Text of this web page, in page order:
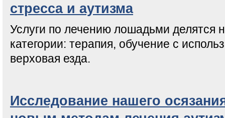
стресса и аутизма
Услуги по лечению лошадьми делятся
категории: терапия, обучение с
верховая езда.
Исследование нашего